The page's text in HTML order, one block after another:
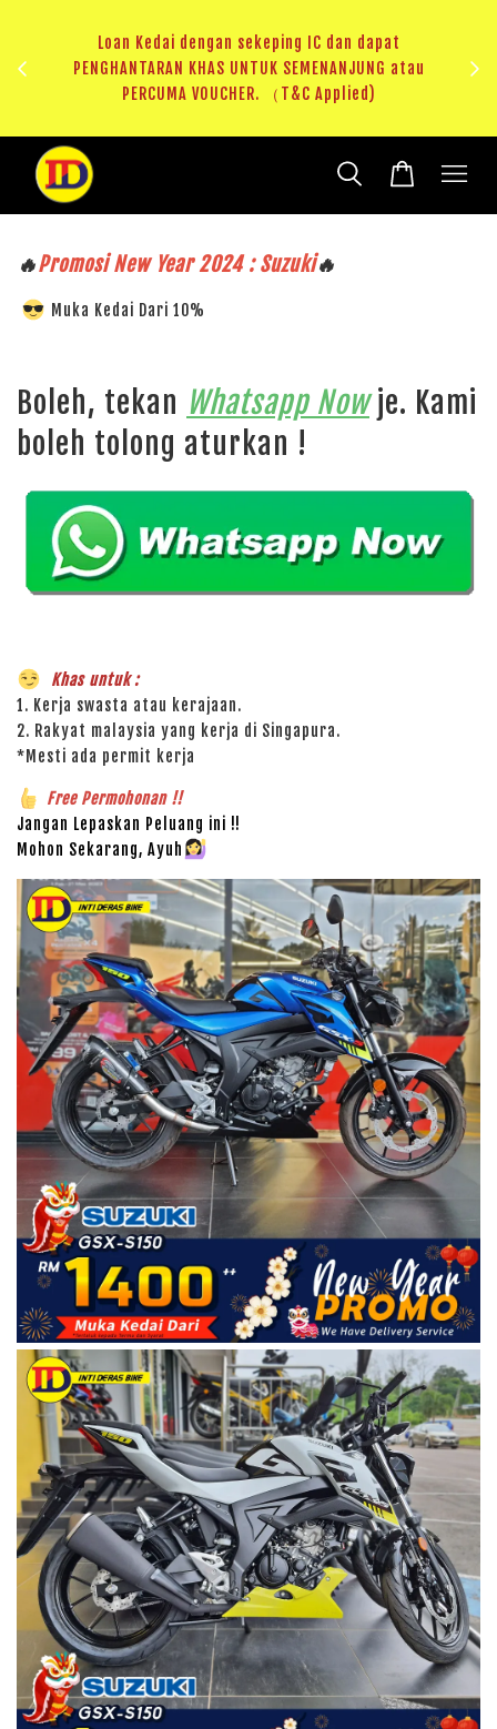
Loan Kedai dengan sekeping IC dan dapat
PENGHANTARAN KHAS UNTUK SEMENANJUNG atau
PERCUMA VOUCHER. （T&C Applied)
🔥Promosi New Year 2024 : Suzuki🔥
Muka Kedai Dari 10%
Boleh, tekan Whatsapp Nowje. Kami
boleh tolong aturkan !
Khas untuk :
1. Kerja swasta atau kerajaan.
2. Rakyat malaysia yang kerja di Singapura.
*Mesti ada permit kerja
Free Permohonan !!
Jangan Lepaskan Peluang ini !!
Mohon Sekarang, Ayuh